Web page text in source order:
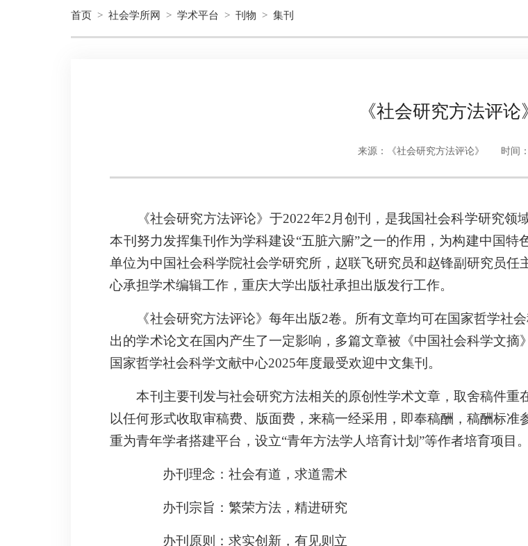
首页 > 社会学所网 > 学术平台 > 刊物 > 集刊
《社会研究方法评论
来源：《社会研究方法评论》 时间
《社会研究方法评论》于2022年2月创刊，是我国社会科学研究领
本刊努力发挥集刊作为学科建设“五脏六腑”之一的作用，为构建中国
单位为中国社会科学院社会学研究所，赵联飞研究员和赵锋副研究员任
心承担学术编辑工作，重庆大学出版社承担出版发行工作。
《社会研究方法评论》每年出版2卷。所有文章均可在国家哲学社
出的学术论文在国内产生了一定影响，多篇文章被《中国社会科学文
国家哲学社会科学文献中心2025年度最受欢迎中文集刊。
本刊主要刊发与社会研究方法相关的原创性学术文章，取舍稿件
以任何形式收取审稿费、版面费，来稿一经采用，即奉稿酬，稿酬标准
重为青年学者搭建平台，设立“青年方法学人培育计划”等作者培育项目。
办刊理念：社会有道，求道需术
办刊宗旨：繁荣方法，精进研究
办刊原则：求实创新，有见则立